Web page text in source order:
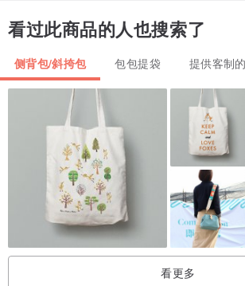
【提示注意】
★定制一般7天内制好；若急需，请购前与设计师
★由于显示屏各异，无可避免会存在一些色差
★若面料上有印花图案的，裁剪成不同大小得
★定制物品非质量问题，不作退或换处理，请理
以上情况请你认真考虑后再购买，谢谢！
看过此商品的人也搜索了
侧背包/斜挎包 包包提袋 提供客制
看更多